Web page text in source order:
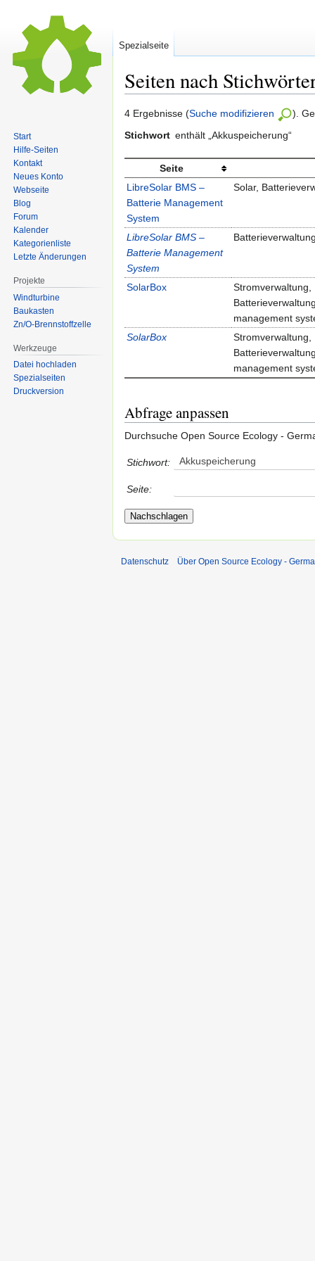
Seiten nach
Zur
Zur
4 Ergebnisse (Suche modifizieren
).
Stichwort enthält „Akkuspeicherung“
Seite
LibreSolar BMS –
Batterie Management
System
Solar,
LibreSolar BMS –
Batterie Management
System
SolarBox
management
SolarBox
management
Abfrage anpassen
Durchsuche Open Source Ecology -
Stichwort: Akkuspeicherung
Seite:
Spezialseite
Start
Hilfe-Seiten
Kontakt
Neues Konto
Webseite
Blog
Forum
Kalender
Kategorienliste
Letzte Änderungen
Projekte
Windturbine
Baukasten
Zn/O-Brennstoffzelle
Werkzeuge
Datei hochladen
Spezialseiten
Druckversion
Datenschutz Über Open Source Ecology -